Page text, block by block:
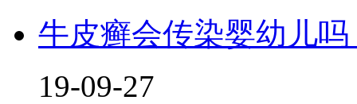
牛皮癣会传染婴幼儿
19-09-27